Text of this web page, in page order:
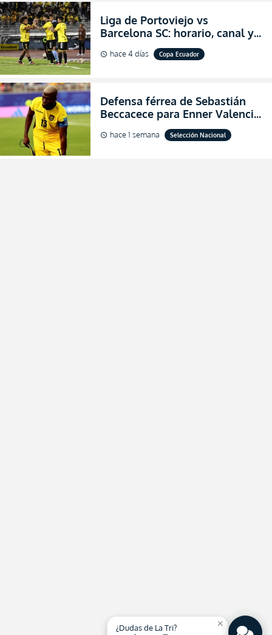
Liga de Portoviejo vs
Barcelona SC: horario, canal y
dónde ver EN VIVO los octavos
de final de la Copa Ecuador
schedule hace 4 días Copa Ecuador
Defensa férrea de Sebastián
Beccacece para Enner Valencia
al indicar que era el hombre
indicado para Ecuador
schedule hace 1 semana Selección Nacional
close
¿Dudas de La Tri?